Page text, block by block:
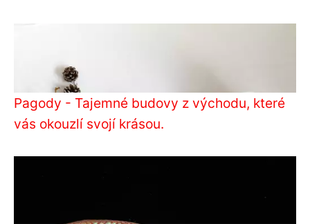
Pagody - Tajemné budovy z východu, které
vás okouzlí svojí krásou.